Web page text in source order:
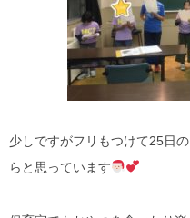
少しですがフリもつけて25日
らと思っています